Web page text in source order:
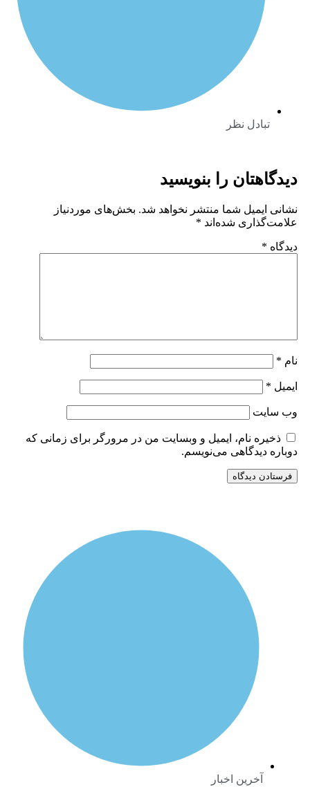
را بنویسید
شما منتشر نخواهد شد.
بخش‌های موردنیاز
شده‌اند *
نام، ایمیل و وبسایت من در مرورگر برای زمانی که
می‌نویسم.